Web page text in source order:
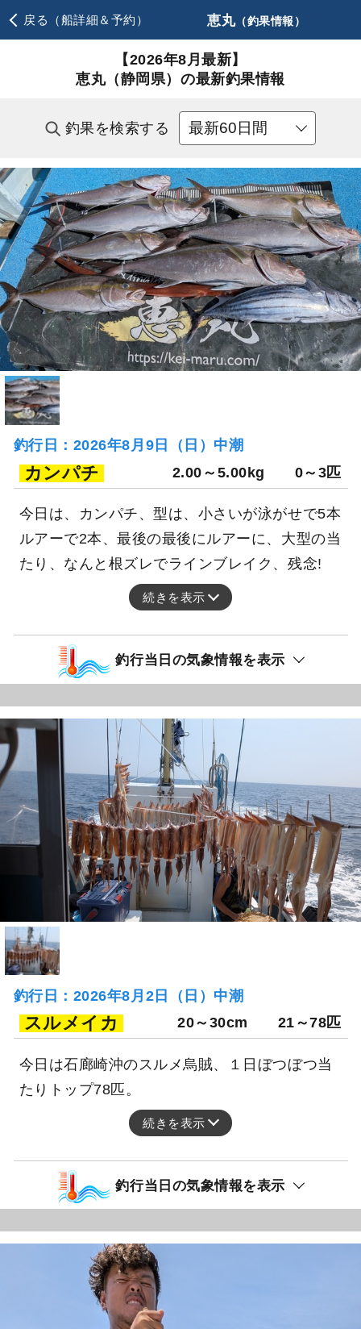
戻る（船詳細＆予約） 恵丸（釣果情報）
【2026年8月最新】
恵丸（静岡県）の最新釣果情報
釣果を検索する
釣行日：2026年8月9日（日）中潮
カンパチ 2.00～5.00kg 0～3匹
今日は、カンパチ、型は、小さいが泳がせで5本
ルアーで2本、最後の最後にルアーに、大型の当
たり、なんと根ズレでラインブレイク、残念!
続きを表示
釣行当日の気象情報を表示
釣行日：2026年8月2日（日）中潮
スルメイカ 20～30cm 21～78匹
今日は石廊崎沖のスルメ烏賊、１日ぼつぼつ当
たりトップ78匹。
続きを表示
釣行当日の気象情報を表示